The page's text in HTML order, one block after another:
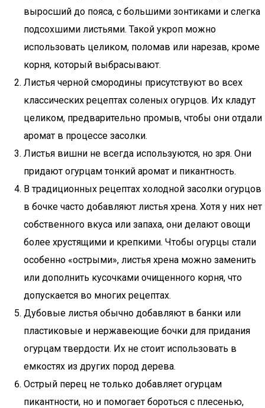
выросший до пояса, с большими зонтиками и слегка
подсохшими листьями. Такой укроп можно
использовать целиком, поломав или нарезав, кроме
корня, который выбрасывают.
Листья черной смородины присутствуют во всех
классических рецептах соленых огурцов. Их кладут
целиком, предварительно промыв, чтобы они отдали
аромат в процессе засолки.
Листья вишни не всегда используются, но зря. Они
придают огурцам тонкий аромат и пикантность.
В традиционных рецептах холодной засолки огурцов
в бочке часто добавляют листья хрена. Хотя у них нет
собственного вкуса или запаха, они делают овощи
более хрустящими и крепкими. Чтобы огурцы стали
особенно «острыми», листья хрена можно заменить
или дополнить кусочками очищенного корня, что
допускается во многих рецептах.
Дубовые листья обычно добавляют в банки или
пластиковые и нержавеющие бочки для придания
огурцам твердости. Их не стоит использовать в
емкостях из других пород дерева.
Острый перец не только добавляет огурцам
пикантности, но и помогает бороться с плесенью,